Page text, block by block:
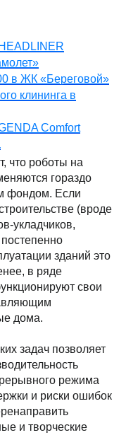
в ЖК «Береговой»
клининга в
Comfort
что роботы на
гораздо
фондом. Если
(вроде
укладчиков,
зданий это
в ряде
свои
дома.
задач позволяет
режима
и риски ошибок
и творческие